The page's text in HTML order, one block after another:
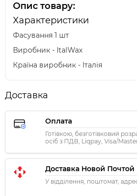
Опис товару:
Характеристики
Фасування 1 шт
Виробник - ItalWax
Країна виробник - Італія
Доставка
Оплата
Готівкою, безготівковий
осіб з ПДВ, Liqpay, Visa/
Доставка Новой Почтой
У відділення, поштомат,